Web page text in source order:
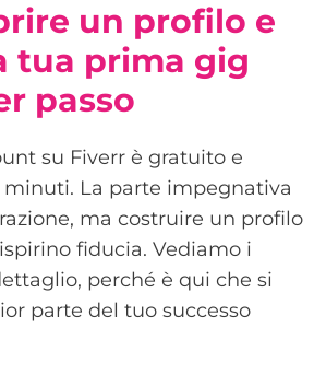
un profilo e
tua prima gig
passo
su Fiverr è gratuito e
La parte impegnativa
ma costruire un profilo
fiducia. Vediamo i
perché è qui che si
parte del tuo successo